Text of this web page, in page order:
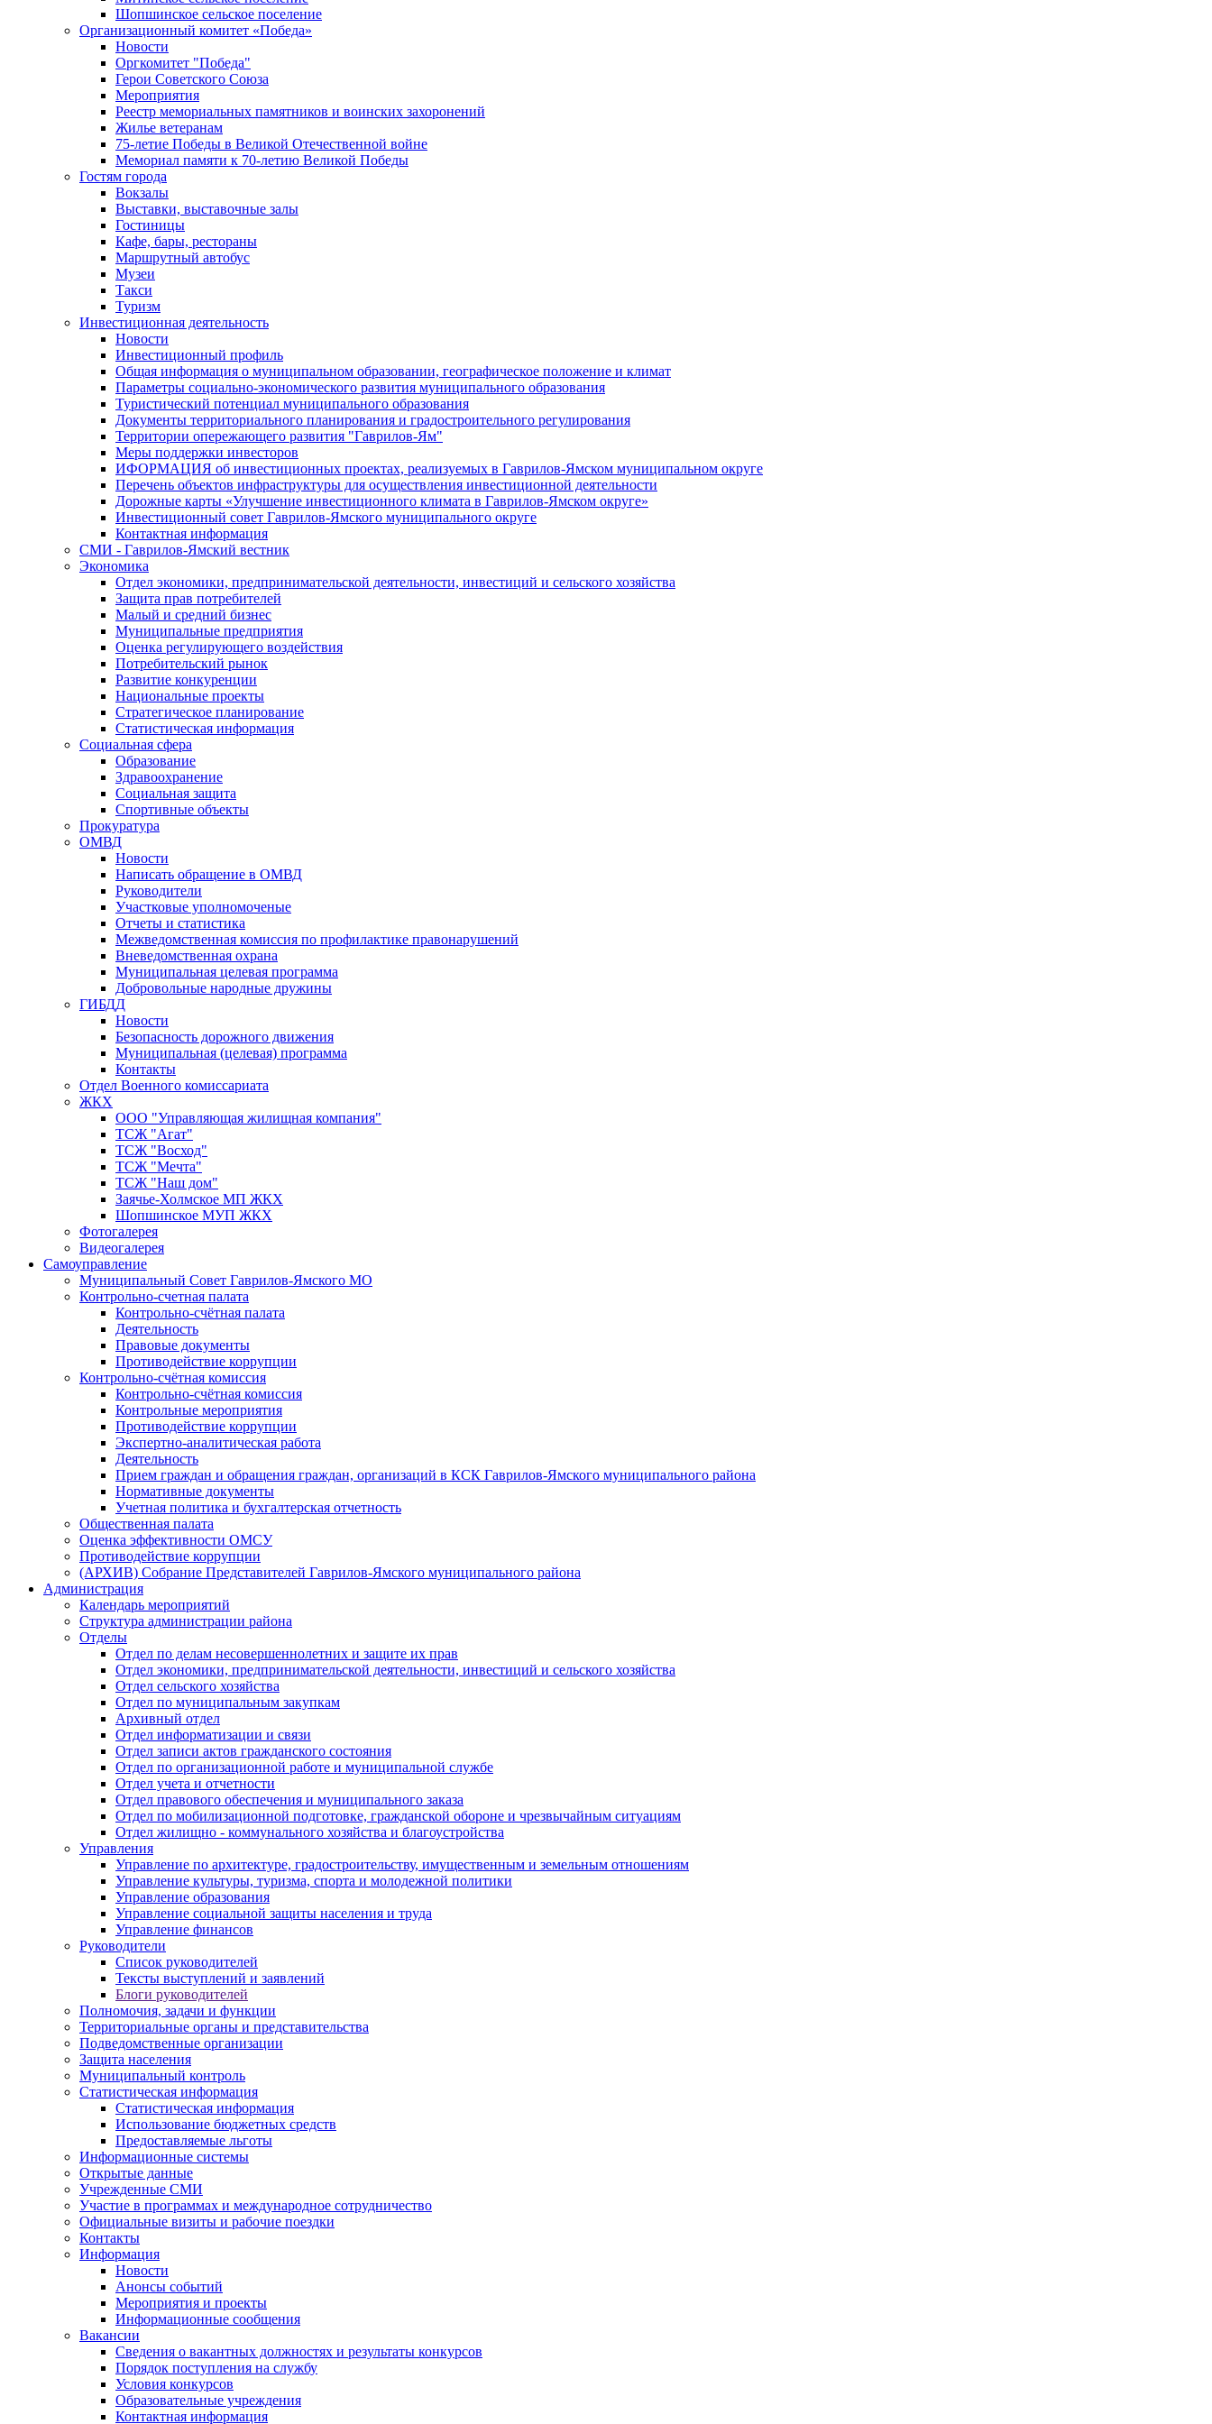
Шопшинское сельское поселение
Организационный комитет «Победа»
Новости
Оргкомитет "Победа"
Герои Советского Союза
Мероприятия
Реестр мемориальных памятников и воинских захоронений
Жилье ветеранам
75-летие Победы в Великой Отечественной войне
Мемориал памяти к 70-летию Великой Победы
Гостям города
Вокзалы
Выставки, выставочные залы
Гостиницы
Кафе, бары, рестораны
Маршрутный автобус
Музеи
Такси
Туризм
Инвестиционная деятельность
Новости
Инвестиционный профиль
Общая информация о муниципальном образовании, географическое положение и климат
Параметры социально-экономического развития муниципального образования
Туристический потенциал муниципального образования
Документы территориального планирования и градостроительного регулирования
Территории опережающего развития "Гаврилов-Ям"
Меры поддержки инвесторов
ИФОРМАЦИЯ об инвестиционных проектах, реализуемых в Гаврилов-Ямском муниципальном округе
Перечень объектов инфраструктуры для осуществления инвестиционной деятельности
Дорожные карты «Улучшение инвестиционного климата в Гаврилов-Ямском округе»
Инвестиционный совет Гаврилов-Ямского муниципального округе
Контактная информация
СМИ - Гаврилов-Ямский вестник
Экономика
Отдел экономики, предпринимательской деятельности, инвестиций и сельского хозяйства
Защита прав потребителей
Малый и средний бизнес
Муниципальные предприятия
Оценка регулирующего воздействия
Потребительский рынок
Развитие конкуренции
Национальные проекты
Стратегическое планирование
Статистическая информация
Социальная сфера
Образование
Здравоохранение
Социальная защита
Спортивные объекты
Прокуратура
ОМВД
Новости
Написать обращение в ОМВД
Руководители
Участковые уполномоченые
Отчеты и статистика
Межведомственная комиссия по профилактике правонарушений
Вневедомственная охрана
Муниципальная целевая программа
Добровольные народные дружины
ГИБДД
Новости
Безопасность дорожного движения
Муниципальная (целевая) программа
Контакты
Отдел Военного комиссариата
ЖКХ
ООО "Управляющая жилищная компания"
ТСЖ "Агат"
ТСЖ "Восход"
ТСЖ "Мечта"
ТСЖ "Наш дом"
Заячье-Холмское МП ЖКХ
Шопшинское МУП ЖКХ
Фотогалерея
Видеогалерея
Самоуправление
Муниципальный Совет Гаврилов-Ямского МО
Контрольно-счетная палата
Контрольно-счётная палата
Деятельность
Правовые документы
Противодействие коррупции
Контрольно-счётная комиссия
Контрольно-счётная комиссия
Контрольные мероприятия
Противодействие коррупции
Экспертно-аналитическая работа
Деятельность
Прием граждан и обращения граждан, организаций в КСК Гаврилов-Ямского муниципального района
Нормативные документы
Учетная политика и бухгалтерская отчетность
Общественная палата
Оценка эффективности ОМСУ
Противодействие коррупции
(АРХИВ) Собрание Представителей Гаврилов-Ямского муниципального района
Администрация
Календарь мероприятий
Структура администрации района
Отделы
Отдел по делам несовершеннолетних и защите их прав
Отдел экономики, предпринимательской деятельности, инвестиций и сельского хозяйства
Отдел сельского хозяйства
Отдел по муниципальным закупкам
Архивный отдел
Отдел информатизации и связи
Отдел записи актов гражданского состояния
Отдел по организационной работе и муниципальной службе
Отдел учета и отчетности
Отдел правового обеспечения и муниципального заказа
Отдел по мобилизационной подготовке, гражданской обороне и чрезвычайным ситуациям
Отдел жилищно - коммунального хозяйства и благоустройства
Управления
Управление по архитектуре, градостроительству, имущественным и земельным отношениям
Управление культуры, туризма, спорта и молодежной политики
Управление образования
Управление социальной защиты населения и труда
Управление финансов
Руководители
Список руководителей
Тексты выступлений и заявлений
Блоги руководителей
Полномочия, задачи и функции
Территориальные органы и представительства
Подведомственные организации
Защита населения
Муниципальный контроль
Статистическая информация
Статистическая информация
Использование бюджетных средств
Предоставляемые льготы
Информационные системы
Открытые данные
Учрежденные СМИ
Участие в программах и международное сотрудничество
Официальные визиты и рабочие поездки
Контакты
Информация
Новости
Анонсы событий
Мероприятия и проекты
Информационные сообщения
Вакансии
Сведения о вакантных должностях и результаты конкурсов
Порядок поступления на службу
Условия конкурсов
Образовательные учреждения
Контактная информация